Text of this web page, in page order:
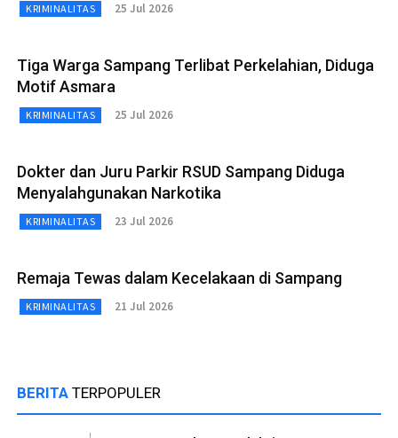
KRIMINALITAS 25 Jul 2026
Tiga Warga Sampang Terlibat Perkelahian, Diduga
Motif Asmara
KRIMINALITAS 25 Jul 2026
Dokter dan Juru Parkir RSUD Sampang Diduga
Menyalahgunakan Narkotika
KRIMINALITAS 23 Jul 2026
Remaja Tewas dalam Kecelakaan di Sampang
KRIMINALITAS 21 Jul 2026
BERITA TERPOPULER